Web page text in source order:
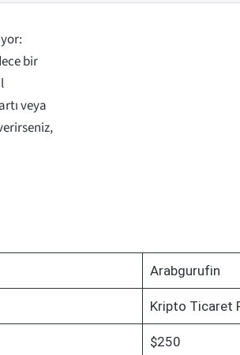
bir
veya
Arabgurufin
Kripto Ticaret
$250